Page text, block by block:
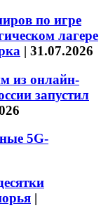
по игре
лагере
| 31.07.2026
из онлайн-
запустил
5G-
|